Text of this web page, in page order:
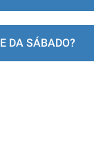
DA SÁBADO?